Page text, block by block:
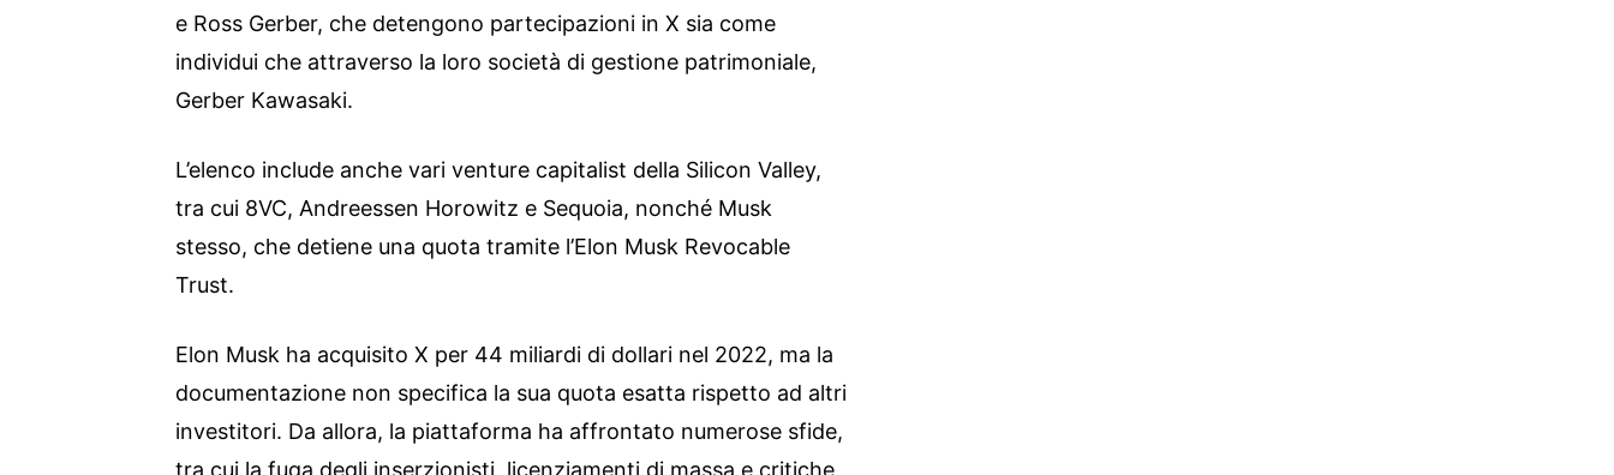
e Ross Gerber, che detengono partecipazioni in X sia come
individui che attraverso la loro società di gestione patrimoniale,
Gerber Kawasaki.
L’elenco include anche vari venture capitalist della Silicon Valley,
tra cui 8VC, Andreessen Horowitz e Sequoia, nonché Musk
stesso, che detiene una quota tramite l’Elon Musk Revocable
Trust.
Elon Musk ha acquisito X per 44 miliardi di dollari nel 2022, ma la
documentazione non specifica la sua quota esatta rispetto ad altri
investitori. Da allora, la piattaforma ha affrontato numerose sfide,